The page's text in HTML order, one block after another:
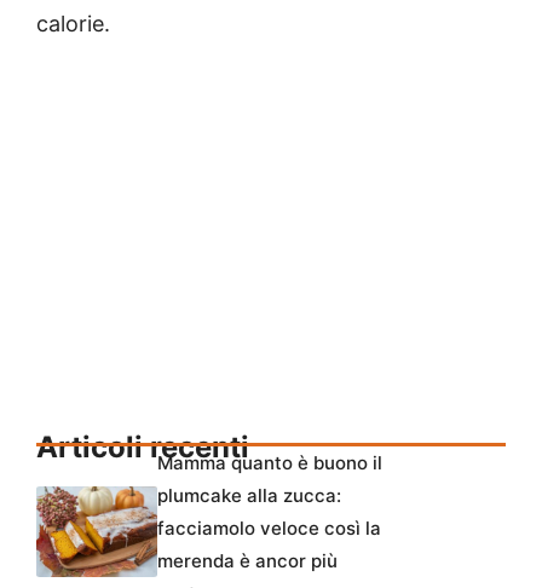
calorie.
Articoli recentiMamma quanto è buono il
plumcake alla zucca:
facciamolo veloce così la
merenda è ancor più